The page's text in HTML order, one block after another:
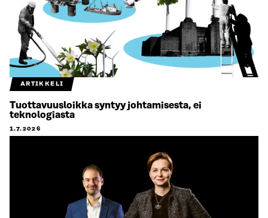
ARTIKKELI
Tuottavuusloikka syntyy johtamisesta, ei
teknologiasta
1.7.2026